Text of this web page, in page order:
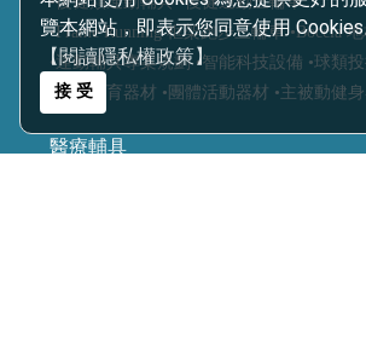
覽本網站，即表示您同意使用
【閱讀隱私權政策】
接 受
•Frame Running 框架跑步三輪車 •Boccia
•運動輔具專案規劃 •智能科技設備 •球類
•視障體育器材 •團體活動器材 •主被動健
醫療輔具